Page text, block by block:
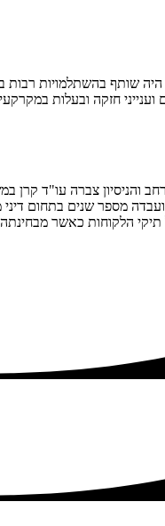
חזקה ובעלות
צברה עו"ד קרן
מספר שנים בתחום
הלקוחות כאשר